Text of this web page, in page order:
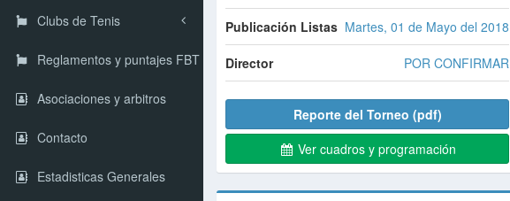
Clubs de Tenis
Reglamentos y puntajes FBT
Asociaciones y arbitros
Contacto
Estadisticas Generales
Publicación Listas Martes, 01 de Mayo del 2018
Director POR CONFIRMAR
Reporte del Torneo (pdf)
Ver cuadros y programación